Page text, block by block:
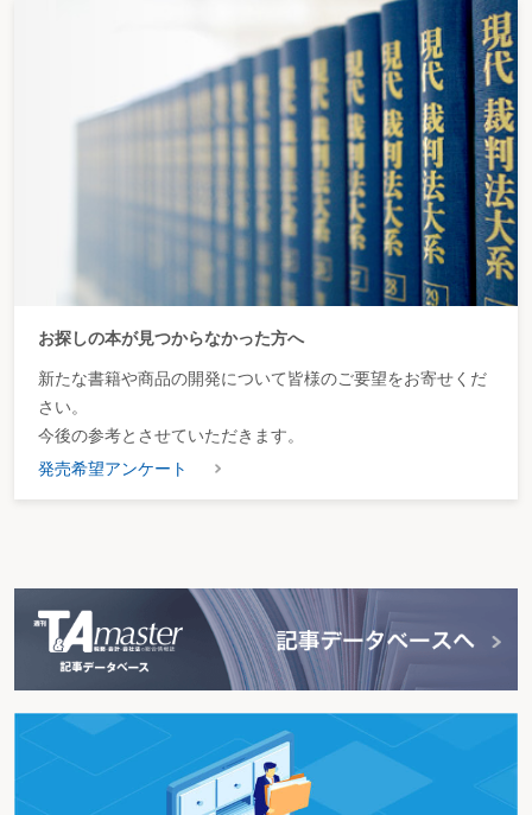
お探しの本が見つからなかった方へ
新たな書籍や商品の開発について皆様のご要望をお寄せくだ
さい。
今後の参考とさせていただきます。
発売希望アンケート